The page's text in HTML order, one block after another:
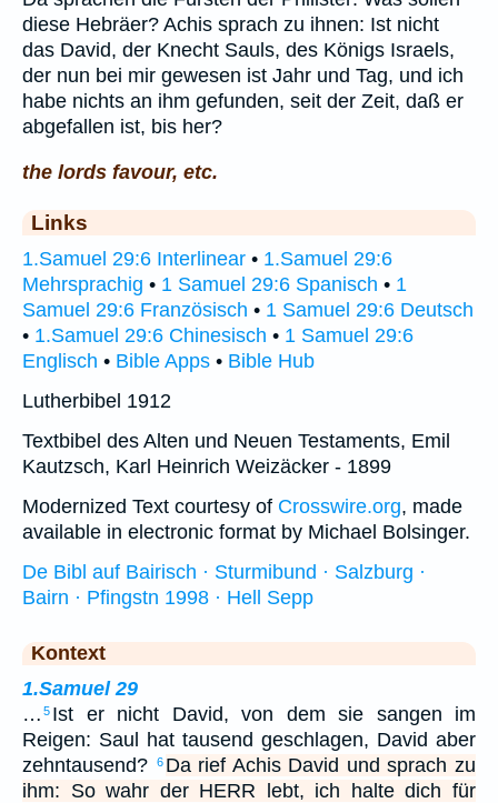
diese Hebräer? Achis sprach zu ihnen: Ist nicht
das David, der Knecht Sauls, des Königs Israels,
der nun bei mir gewesen ist Jahr und Tag, und ich
habe nichts an ihm gefunden, seit der Zeit, daß er
abgefallen ist, bis her?
the lords favour, etc.
Links
1.Samuel 29:6 Interlinear • 1.Samuel 29:6
Mehrsprachig • 1 Samuel 29:6 Spanisch • 1
Samuel 29:6 Französisch • 1 Samuel 29:6 Deutsch
• 1.Samuel 29:6 Chinesisch • 1 Samuel 29:6
Englisch • Bible Apps • Bible Hub
Lutherbibel 1912
Textbibel des Alten und Neuen Testaments, Emil
Kautzsch, Karl Heinrich Weizäcker - 1899
Modernized Text courtesy of Crosswire.org, made
available in electronic format by Michael Bolsinger.
De Bibl auf Bairisch · Sturmibund · Salzburg ·
Bairn · Pfingstn 1998 · Hell Sepp
Kontext
1.Samuel 29
… 5 Ist er nicht David, von dem sie sangen im
Reigen: Saul hat tausend geschlagen, David aber
zehntausend?
6 Da rief Achis David und sprach zu
ihm: So wahr der HERR lebt, ich halte dich für